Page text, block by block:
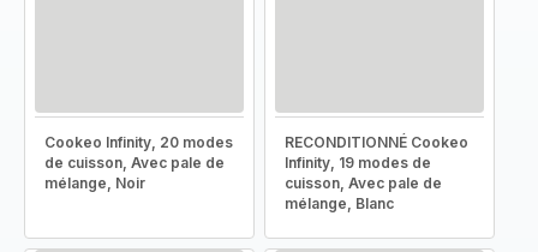
Cookeo Infinity, 20 modes
de cuisson, Avec pale de
mélange, Noir
RECONDITIONNÉ Cookeo
Infinity, 19 modes de
cuisson, Avec pale de
mélange, Blanc